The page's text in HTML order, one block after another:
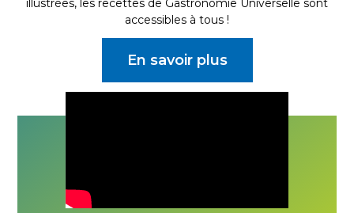
illustrées, les recettes de Gastronomie Universelle sont
accessibles à tous !
En savoir plus